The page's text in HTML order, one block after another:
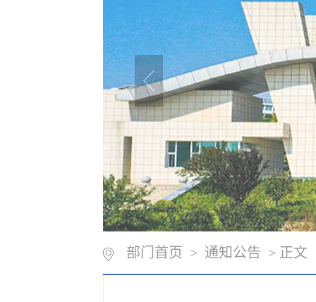
部门首页 > 通知公告 > 正文